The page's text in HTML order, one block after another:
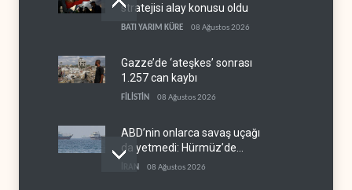
stratejisi alay konusu oldu
BATI YARIM KÜRE 08 Ağustos 2026
Gazze’de ‘ateşkes’ sonrası
1.257 can kaybı
FİLİSTİN 08 Ağustos 2026
ABD’nin onlarca savaş uçağı
da yetmedi: Hürmüz’de
gemi vuruldu
İRAN 08 Ağustos 2026